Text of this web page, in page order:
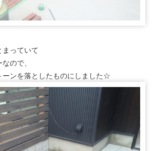
っていて
ので、
ーンを落としたものにしました☆